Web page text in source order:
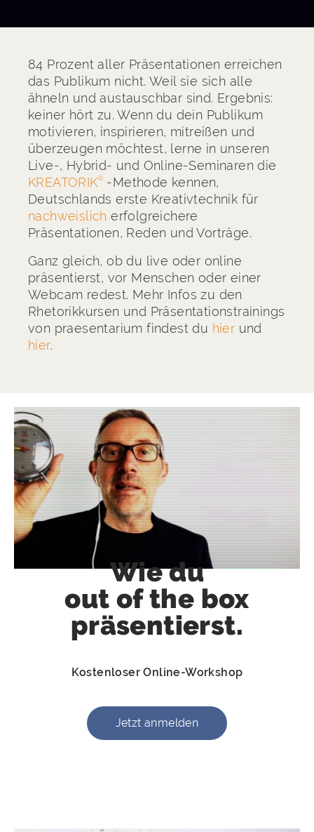
84 Prozent aller Präsentationen erreichen
das Publikum nicht. Weil sie sich alle
ähneln und austauschbar sind. Ergebnis:
keiner hört zu. Wenn du dein Publikum
motivieren, inspirieren, mitreißen und
überzeugen möchtest, lerne in unseren
Live-, Hybrid- und Online-Seminaren die
KREATORIK© -Methode kennen,
Deutschlands erste Kreativtechnik für
nachweislich erfolgreichere
Präsentationen, Reden und Vorträge.
Ganz gleich, ob du live oder online
präsentierst, vor Menschen oder einer
Webcam redest. Mehr Infos zu den
Rhetorikkursen und Präsentationstrainings
von praesentarium findest du hier und
hier.
Wie du
out of the box
präsentierst.
Kostenloser Online-Workshop
Jetzt anmelden